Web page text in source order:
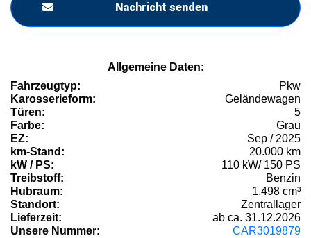
Nachricht senden
Allgemeine Daten:
Fahrzeugtyp:
Pkw
Karosserieform:
Geländewagen
Türen:
5
Farbe:
Grau
EZ:
Sep / 2025
km-Stand:
20.000 km
kW / PS:
110 kW/ 150 PS
Treibstoff:
Benzin
Hubraum:
1.498 cm³
Standort:
Zentrallager
Lieferzeit:
ab ca. 31.12.2026
Unsere Nummer:
CAR3019879